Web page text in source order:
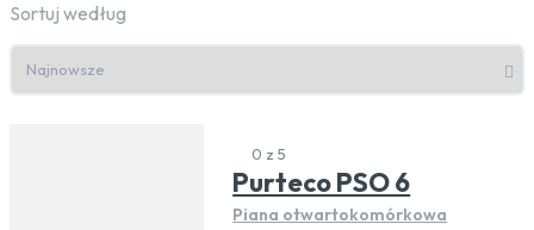
Sortuj według
0 z 5
Purteco PSO 6
Piana otwartokomórkowa